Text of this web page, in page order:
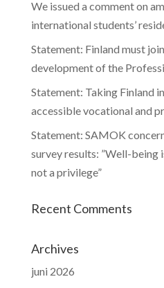
We issued a comment on
international students’
Statement: Finland must
development of the
Statement: Taking Finland
accessible vocational and
Statement: SAMOK
survey results: ”Well-being
not a privilege”
Recent Comments
Archives
juni 2026